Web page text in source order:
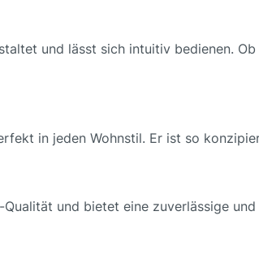
und lässt sich intuitiv bedienen.
in jeden Wohnstil. Er ist so
und bietet eine zuverlässige